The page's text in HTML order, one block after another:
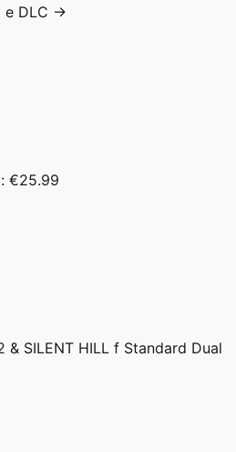
DLC →
€25.99
& SILENT HILL f Standard Dual